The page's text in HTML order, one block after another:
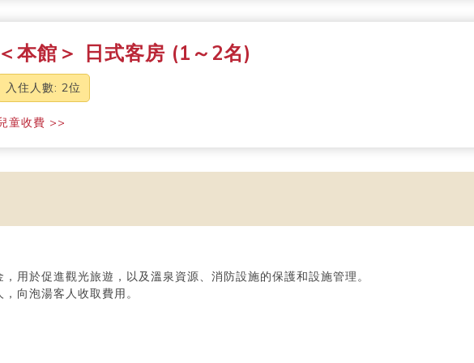
＜本館＞ 日式客房 (1～2名)
入住人數: 2位
童收費 >>
用於促進觀光旅遊，以及溫泉資源、消防設施的保護和設施管理。
向泡湯客人收取費用。